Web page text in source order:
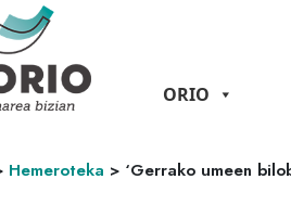
ORIO
Hemeroteka > ‘Gerrako umeen